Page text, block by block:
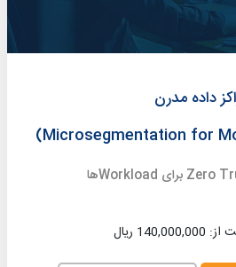
داده مدرن
ریال